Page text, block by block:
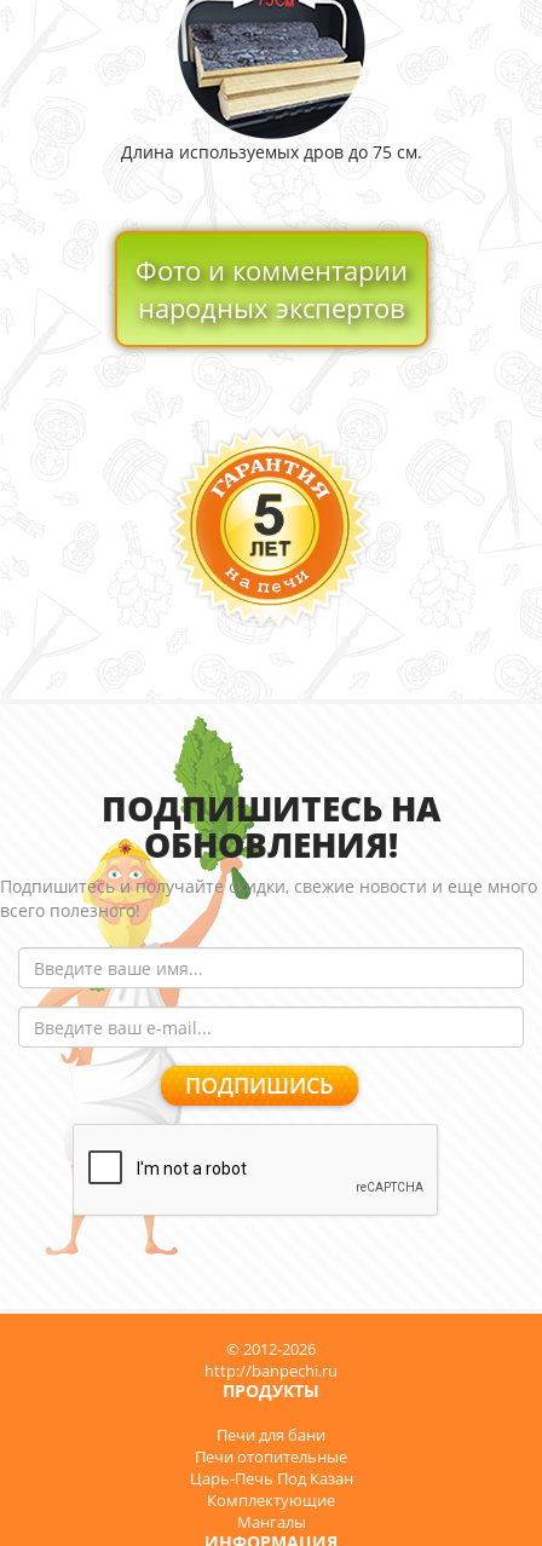
Длина используемых дров до 75 см.
Фото и комментарии
народных экспертов
ПОДПИШИТЕСЬ НА
ОБНОВЛЕНИЯ!
Подпишитесь и получайте скидки, свежие новости и еще много
всего полезного!
© 2012-2026
http://banpechi.ru
ПРОДУКТЫ
Печи для бани
Печи отопительные
Царь-Печь Под Казан
Комплектующие
Мангалы